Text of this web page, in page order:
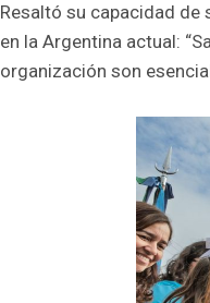
Resaltó su capacidad de
en la Argentina actual:
organización son